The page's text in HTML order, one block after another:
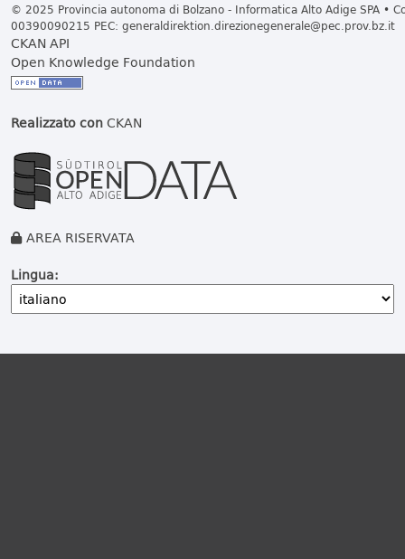
© 2025 Provincia autonoma di Bolzano - Informatica Alto Adige SPA •
00390090215 PEC: generaldirektion.direzionegenerale@pec.prov.bz.it
CKAN API
Open Knowledge Foundation
Realizzato conCKAN
AREA RISERVATA
Lingua